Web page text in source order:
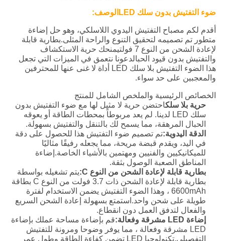
ضوء التفتيش بدون سلك LED الوصف:
أقدم لكم مصباح التفتيش اليدوي اللاسلكي، وهو حل إضاءة
متطور تم تصميمه لتحقيق التنوع والراحة المثلى.بطارية قابلة
لإعادة الشحن من النوع 7 فولتيمنحك حرية الاستكشاف
والتفتيش بدون قيود الحبالدعونا نتعمق في الميزات التي تجعل
هذا الضوء التفتيش بلا سلك LED أداة لا غنى عنها للمحترفين
والمعجبين على حد سواء.
الخصائص الرئيسية والملخص الشامل للمنتج
حرية بلا سلكاحتضن حرية لا مثيل لها مع ضوء التفتيش بدون
سلك LED لدينا. لم يعد مربوطاً بمحطات الطاقة أو يعوقه
الحبال المرهقة، مما يسمح لك بالتنقل والتفتيش بسهولة.
الدقة اليدوية:تم تصميم ضوء التفتيش هذا للحصول على دقة
في اليد، ويقدم قبضة مريحة، مما يجعله رفيقًا مثاليًا
للميكانيكيين والفنيين ومهتمين بالأشياء الخاصة.إضاءة
المناطق الصعبة الوصول بثقة.
بطارية قابلة لإعادة الشحن من النوع C:
يتم تشغيله بواسطة
بطارية قابلة لإعادة الشحن ذات 3.7 فولت من النوع C بطاقة
6600mAh ، وهذا الضوء التفتيش يضمن الاستخدام لفترة
طويلة على شحن واحد.استمتع بسهولة إعادة الشحن السريع
والفعال لتدفق العمل دون انقطاع.
إضاءة LED مشرقة وفعالة:
قم بإضاءة مساحة عملك بإضاءة
LED مشرقة وفعالة ، مما يوفر وضوحا ومرونة للتفتيش
التفصيلي.تكنولوجيا LED تضمن كفاءة الطاقة وطول عمر